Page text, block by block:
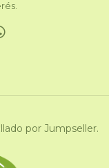
por Jumpseller.